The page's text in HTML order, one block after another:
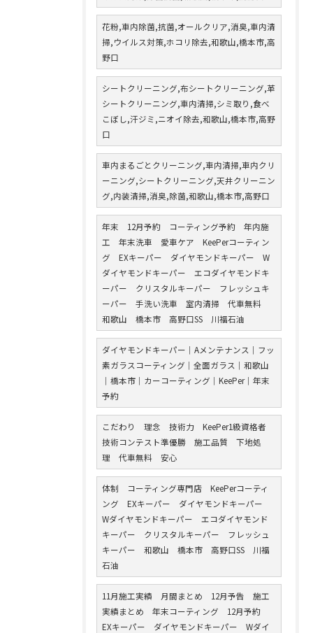
花粉,車内除菌,抗菌,オールクリア,消臭,車内清
掃,ウイルス対策,ホコリ除去,和歌山,橋本市,高
野口
シートクリーニング,布シートクリーニング,革
シートクリーニング,車内清掃,シミ取り,食べ
こぼし,汗ジミ,ニオイ除去,和歌山,橋本市,高野
口
車内まるごとクリーニング,車内清掃,車内クリ
ーニング,シートクリーニング,天井クリーニン
グ,内装清掃,消臭,除菌,和歌山,橋本市,高野口
年末 12月予約 コーティング予約 年内施
工 年末洗車 愛車ケア KeePerコーティン
グ EXキーパー ダイヤモンドキーパー W
ダイヤモンドキーパー エコダイヤモンドキ
ーパー クリスタルキーパー フレッシュキ
ーパー 手洗い洗車 室内清掃 代車無料
和歌山 橋本市 高野口SS 川福石油
ダイヤモンドキーパー｜Aメンテナンス｜フッ
素ガラスコーティング｜全面ガラス｜和歌山
｜橋本市｜カーコーティング｜KeePer｜年末
予約
こだわり 理念 技術力 KeePer1級資格者
技術コンテスト準優勝 施工品質 下地処
理 代車無料 安心
体制 コーティング専門店 KeePerコーティ
ング EXキーパー ダイヤモンドキーパー
Wダイヤモンドキーパー エコダイヤモンド
キーパー クリスタルキーパー フレッシュ
キーパー 和歌山 橋本市 高野口SS 川福
石油
11月施工実績 月間まとめ 12月予告 施工
実績まとめ 年末コーティング 12月予約
EXキーパー ダイヤモンドキーパー Wダイ